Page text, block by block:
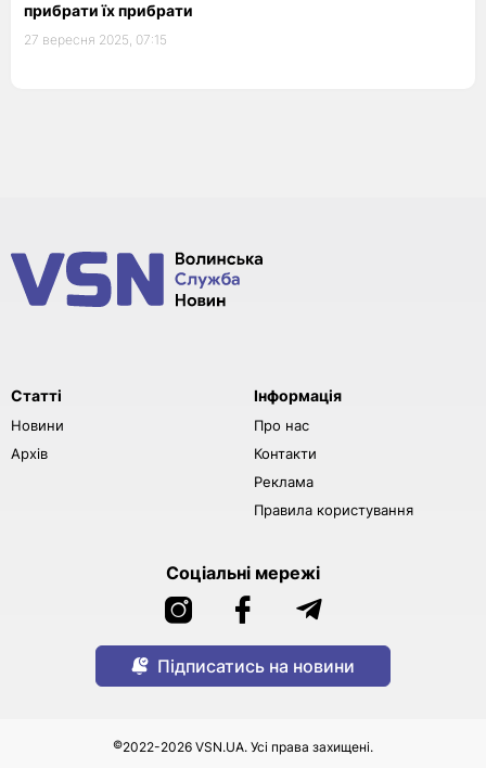
прибрати їх прибрати
27 вересня 2025, 07:15
Статті
Новини
Архів
Інформація
Про нас
Контакти
Реклама
Правила користування
Соціальні мережі
Підписатись на новини
©2022-2026 VSN.UA. Усі права захищені.